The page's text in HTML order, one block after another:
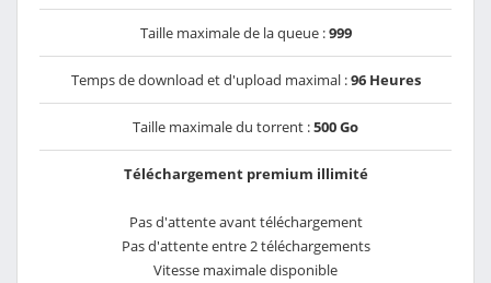
Taille maximale de la queue :999
Temps de download et d'upload maximal :96 Heures
Taille maximale du torrent :500 Go
Téléchargement premium illimité
Pas d'attente avant téléchargement
Pas d'attente entre 2 téléchargements
Vitesse maximale disponible